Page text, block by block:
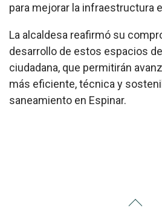
para mejorar la infraestructura
La alcaldesa reafirmó su
desarrollo de estos espacios
ciudadana, que permitirán
más eficiente, técnica y
saneamiento en Espinar.